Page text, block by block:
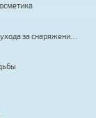
за снаряжением